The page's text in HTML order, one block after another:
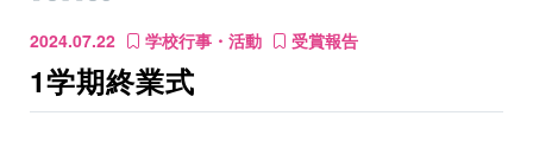
2024.07.22 学校行事・活動 受賞報告
1学期終業式